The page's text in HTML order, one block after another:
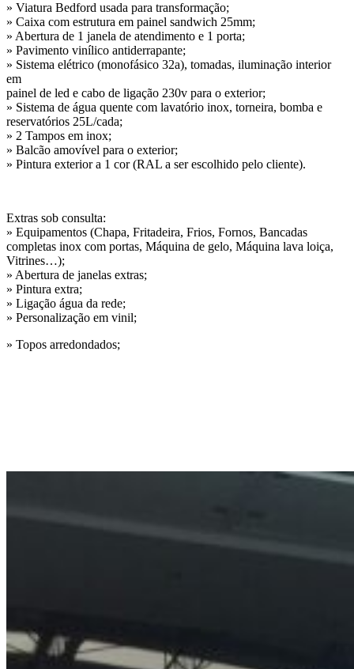
» Viatura Bedford usada para transformação;
» Caixa com estrutura em painel sandwich 25mm;
» Abertura de 1 janela de atendimento e 1 porta;
» Pavimento vinílico antiderrapante;
» Sistema elétrico (monofásico 32a), tomadas, iluminação interior
em
painel de led e cabo de ligação 230v para o exterior;
» Sistema de água quente com lavatório inox, torneira, bomba e
reservatórios 25L/cada;
» 2 Tampos em inox;
» Balcão amovível para o exterior;
» Pintura exterior a 1 cor (RAL a ser escolhido pelo cliente).
Extras sob consulta:
» Equipamentos (Chapa, Fritadeira, Frios, Fornos, Bancadas
completas inox com portas, Máquina de gelo, Máquina lava loiça,
Vitrines…);
» Abertura de janelas extras;
» Pintura extra;
» Ligação água da rede;
» Personalização em vinil;
» Topos arredondados;